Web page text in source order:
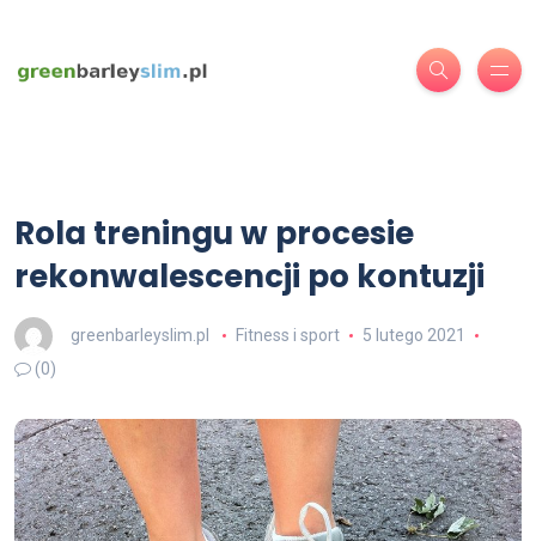
Rola treningu w procesie
rekonwalescencji po kontuzji
greenbarleyslim.pl Fitness i sport
5 lutego 2021
(0)